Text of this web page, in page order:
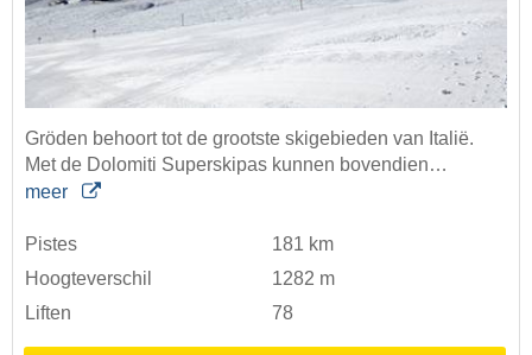
Gröden behoort tot de grootste skigebieden van Italië.
Met de Dolomiti Superskipas kunnen bovendien…
meer
Pistes
181 km
Hoogteverschil
1282 m
Liften
78